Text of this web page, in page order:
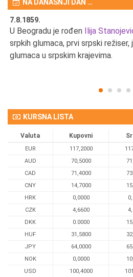
NA DANAŠNJI DAN …
7.8.1859.
U Beogradu je rođen Ilija
srpkih glumaca, prvi srpski
glumaca u srpskim krajevima.
KURSNA LISTA
Valuta Kupovni
EUR 117,2000
AUD
70,5000
CAD
71,4000
CNY
14,7000
HRK
0,0000
CZK
4,6600
DKK
0.0000
HUF
31,5800
JPY
64,0000
NOK
0,0000
USD
100,4000